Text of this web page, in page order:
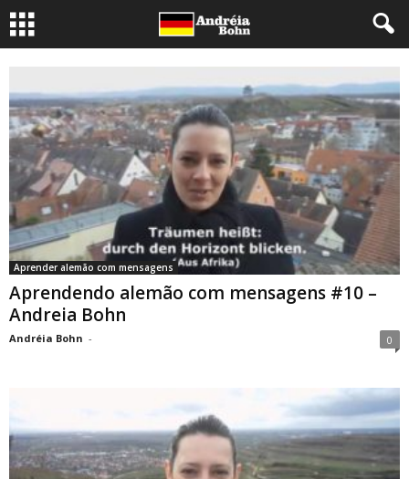
Aprender alemão com mensagens
Aprendendo alemão com mensagens #10 –
Andreia Bohn
Andréia Bohn - 0